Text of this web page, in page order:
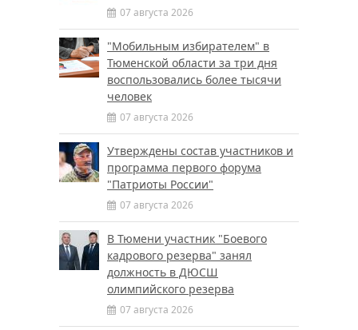
07 августа 2026
"Мобильным избирателем" в
Тюменской области за три дня
воспользовались более тысячи
человек
07 августа 2026
Утверждены состав участников и
программа первого форума
"Патриоты России"
07 августа 2026
В Тюмени участник "Боевого
кадрового резерва" занял
должность в ДЮСШ
олимпийского резерва
07 августа 2026